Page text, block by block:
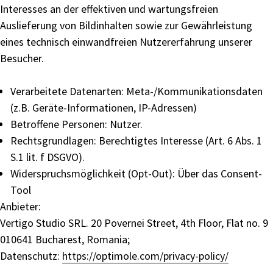
Interesses an der effektiven und wartungsfreien
Auslieferung von Bildinhalten sowie zur Gewährleistung
eines technisch einwandfreien Nutzererfahrung unserer
Besucher.
Verarbeitete Datenarten: Meta-/Kommunikationsdaten
(z.B. Geräte-Informationen, IP-Adressen)
Betroffene Personen: Nutzer.
Rechtsgrundlagen: Berechtigtes Interesse (Art. 6 Abs. 1
S.1 lit. f DSGVO).
Widerspruchsmöglichkeit (Opt-Out): Über das Consent-
Tool
Anbieter:
Vertigo Studio SRL. 20 Povernei Street, 4th Floor, Flat no. 9
010641 Bucharest, Romania;
Datenschutz: https://optimole.com/privacy-policy/